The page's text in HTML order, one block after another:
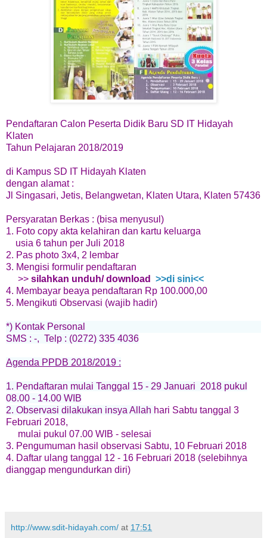
Pendaftaran Calon Peserta Didik Baru SD IT Hidayah
Klaten
Tahun Pelajaran 2018/2019
di Kampus SD IT Hidayah Klaten
dengan alamat :
Jl Singasari, Jetis, Belangwetan, Klaten Utara, Klaten 57436
Persyaratan Berkas : (bisa menyusul)
1. Foto copy akta kelahiran dan kartu keluarga
usia 6 tahun per Juli 2018
2. Pas photo 3x4, 2 lembar
3. Mengisi formulir pendaftaran
>> silahkan unduh/ download
>>di sini<<
4. Membayar beaya pendaftaran Rp 100.000,00
5. Mengikuti Observasi (wajib hadir)
*) Kontak Personal
SMS : -, Telp : (0272) 335 4036
Agenda PPDB 2018/2019 :
1. Pendaftaran mulai Tanggal 15 - 29 Januari 2018 pukul
08.00 - 14.00 WIB
2. Observasi dilakukan insya Allah hari Sabtu tanggal 3
Februari 2018,
mulai pukul 07.00 WIB - selesai
3. Pengumuman hasil observasi Sabtu, 10 Februari 2018
4. Daftar ulang tanggal 12 - 16 Februari 2018 (selebihnya
dianggap mengundurkan diri)
http://www.sdit-hidayah.com/ at 17:51